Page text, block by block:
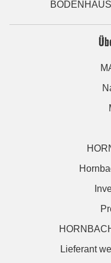
Lieferant